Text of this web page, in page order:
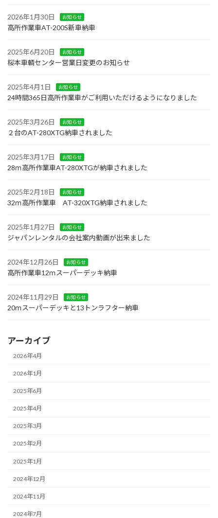
2026年1月30日 お知らせ
高所作業車AT-200S新車納車
2025年6月20日 お知らせ
桜本車輌センター営業日変更のお知らせ
2025年4月1日 お知らせ
24時間365日高所作業車がご利用いただけるようになりました
2025年3月26日 お知らせ
２台のAT-280XTG納車されました
2025年3月17日 お知らせ
28ｍ高所作業車AT-280XTGが納車されました
2025年2月18日 お知らせ
32ｍ高所作業車 AT-320XTG納車されました
2025年1月27日 お知らせ
ジャパンレンタルの会社案内動画が出来ました
2024年12月26日 お知らせ
高所作業車12ｍスーパーデッキ納車
2024年11月29日 お知らせ
20ｍスーパーデッキと13トンラフター納車
アーカイブ
2026年4月
2026年1月
2025年6月
2025年4月
2025年3月
2025年2月
2025年1月
2024年12月
2024年11月
2024年7月